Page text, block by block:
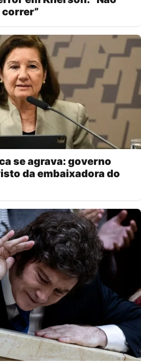
se agrava: governo
da embaixadora do